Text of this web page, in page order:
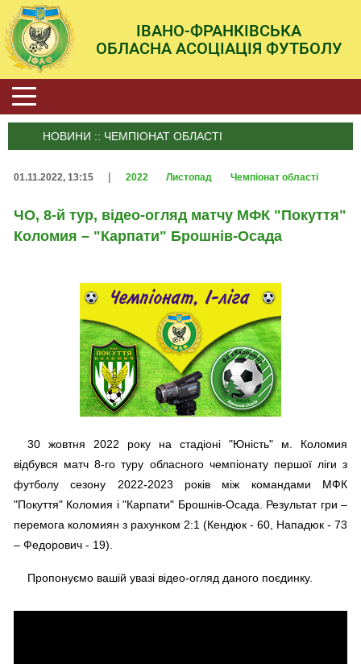
ІВАНО-ФРАНКІВСЬКА
ОБЛАСНА АСОЦІАЦІЯ ФУТБОЛУ
НОВИНИ :: ЧЕМПІОНАТ ОБЛАСТІ
01.11.2022, 13:15 | 2022 Листопад Чемпіонат області
ЧО, 8-й тур, відео-огляд матчу МФК "Покуття"
Коломия – "Карпати" Брошнів-Осада
30 жовтня 2022 року на стадіоні "Юність" м. Коломия
відбувся матч 8-го туру обласного чемпіонату першої ліги з
футболу сезону 2022-2023 років між командами МФК
"Покуття" Коломия і "Карпати" Брошнів-Осада. Результат гри –
перемога коломиян з рахунком 2:1 (Кендюк - 60, Нападюк - 73
– Федорович - 19).
Пропонуємо вашій увазі відео-огляд даного поєдинку.